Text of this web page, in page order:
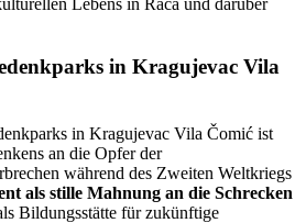
Lebens in Rača und darüber
in Kragujevac Vila
in Kragujevac Vila Čomić ist
an die Opfer der
während des Zweiten Weltkriegs
als stille Mahnung an die Schrecken
Bildungsstätte für zukünftige